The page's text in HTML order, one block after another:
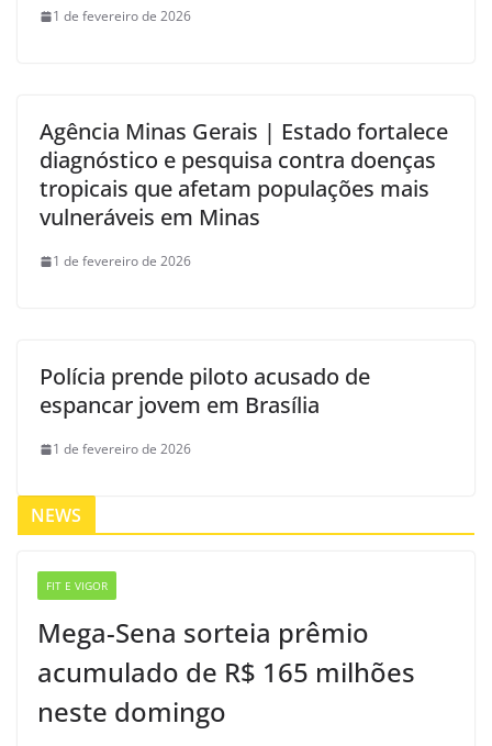
1 de fevereiro de 2026
Agência Minas Gerais | Estado fortalece
diagnóstico e pesquisa contra doenças
tropicais que afetam populações mais
vulneráveis em Minas
1 de fevereiro de 2026
Polícia prende piloto acusado de
espancar jovem em Brasília
1 de fevereiro de 2026
NEWS
FIT E VIGOR
Mega-Sena sorteia prêmio
acumulado de R$ 165 milhões
neste domingo